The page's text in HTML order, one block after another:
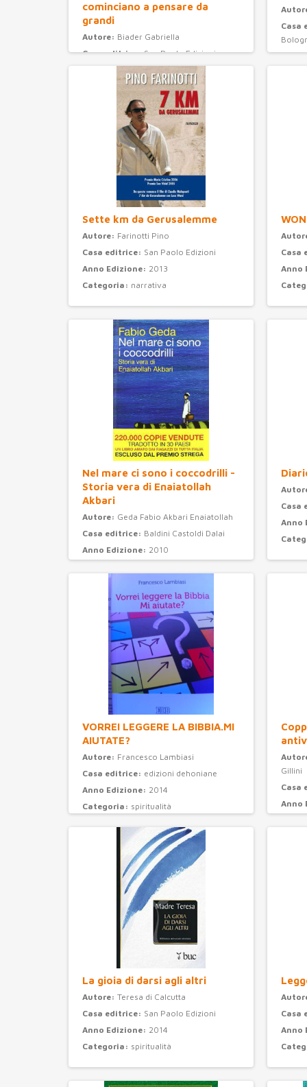
cominciano a pensare da
grandi
Autore: Biader Gabriella
Casa editrice:San Paolo Edizioni
Categoria: ragazzi
Casa
Anno
Sette km da Gerusalemme
Autore: Farinotti Pino
Casa editrice: San Paolo Edizioni
Anno Edizione: 2013
Categoria: narrativa
Casa
Anno
Nel mare ci sono i coccodrilli -
Storia vera di Enaiatollah
Akbari
Autore: Geda Fabio Akbari Enaiatollah
Casa editrice: Baldini Castoldi Dalai
Anno Edizione: 2010
Casa
Anno
VORREI LEGGERE LA BIBBIA.MI
AIUTATE?
Autore: Francesco Lambiasi
Casa editrice: edizioni dehoniane
Anno Edizione: 2014
Categoria: spiritualità
Gillini
Casa
Anno
La gioia di darsi agli altri
Autore: Teresa di Calcutta
Casa editrice: San Paolo Edizioni
Anno Edizione: 2014
Categoria: spiritualità
Casa
Anno